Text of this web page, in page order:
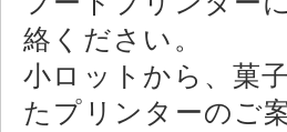
絡ください。
小ロットから、菓
たプリンターのご